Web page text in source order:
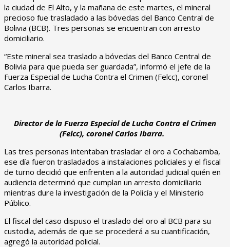
la ciudad de El Alto, y la mañana de este martes, el mineral
precioso fue trasladado a las bóvedas del Banco Central de
Bolivia (BCB). Tres personas se encuentran con arresto
domiciliario.
“Este mineral sea traslado a bóvedas del Banco Central de
Bolivia para que pueda ser guardada”, informó el jefe de la
Fuerza Especial de Lucha Contra el Crimen (Felcc), coronel
Carlos Ibarra.
Director de la Fuerza Especial de Lucha Contra el Crimen
(Felcc), coronel Carlos Ibarra.
Las tres personas intentaban trasladar el oro a Cochabamba,
ese día fueron trasladados a instalaciones policiales y el fiscal
de turno decidió que enfrenten a la autoridad judicial quién en
audiencia determinó que cumplan un arresto domiciliario
mientras dure la investigación de la Policía y el Ministerio
Público.
El fiscal del caso dispuso el traslado del oro al BCB para su
custodia, además de que se procederá a su cuantificación,
agregó la autoridad policial.